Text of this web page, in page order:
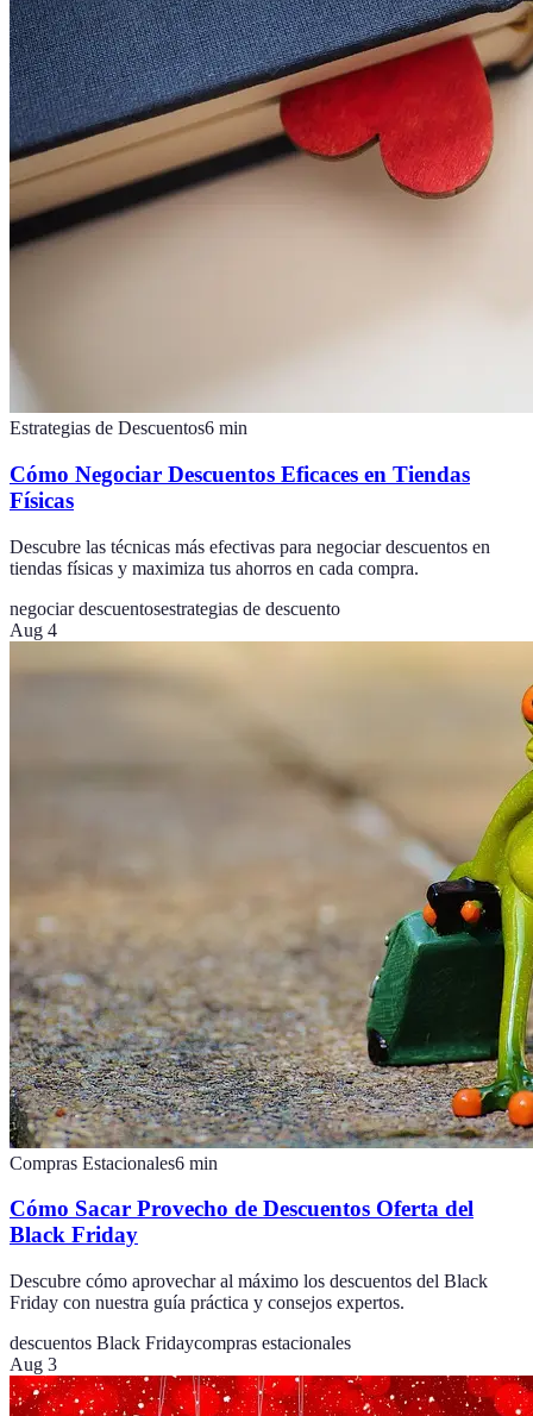
Estrategias de Descuentos6 min
Cómo Negociar Descuentos Eficaces en Tiendas
Físicas
Descubre las técnicas más efectivas para negociar descuentos en
tiendas físicas y maximiza tus ahorros en cada compra.
negociar descuentosestrategias de descuento
Aug 4
Compras Estacionales6 min
Cómo Sacar Provecho de Descuentos Oferta del
Black Friday
Descubre cómo aprovechar al máximo los descuentos del Black
Friday con nuestra guía práctica y consejos expertos.
descuentos Black Fridaycompras estacionales
Aug 3